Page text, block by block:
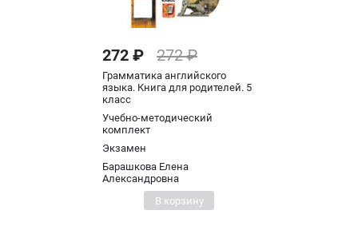
272 ₽ 272 ₽
Грамматика английского
языка. Книга для родителей. 5
класс
Учебно-методический
комплект
Экзамен
Барашкова Елена
Александровна
В корзину